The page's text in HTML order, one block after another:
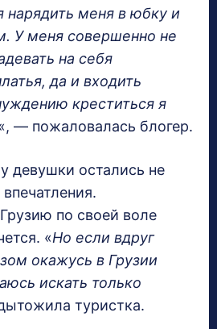
нарядить меня в юбку и
У меня совершенно не
на себя
да и входить
креститься я
— пожаловалась блогер.
девушки остались не
по своей воле
«Но если вдруг
окажусь в Грузии
искать только
туристка.